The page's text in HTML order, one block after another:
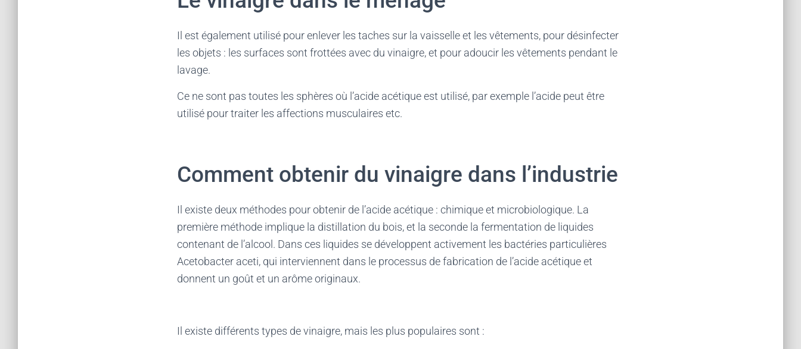
Il est également utilisé pour enlever les taches sur la vaisselle et les vêtements, pour désinfecter
les objets : les surfaces sont frottées avec du vinaigre, et pour adoucir les vêtements pendant le
lavage.
Ce ne sont pas toutes les sphères où l’acide acétique est utilisé, par exemple l’acide peut être
utilisé pour traiter les affections musculaires etc.
Comment obtenir du vinaigre dans l’industrie
Il existe deux méthodes pour obtenir de l’acide acétique : chimique et microbiologique. La
première méthode implique la distillation du bois, et la seconde la fermentation de liquides
contenant de l’alcool. Dans ces liquides se développent activement les bactéries particulières
Acetobacter aceti, qui interviennent dans le processus de fabrication de l’acide acétique et
donnent un goût et un arôme originaux.
Il existe différents types de vinaigre, mais les plus populaires sont :